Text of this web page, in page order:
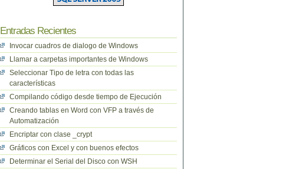
Entradas Recientes
Invocar cuadros de dialogo de Windows
Llamar a carpetas importantes de Windows
Seleccionar Tipo de letra con todas las
características
Compilando código desde tiempo de Ejecución
Creando tablas en Word con VFP a través de
Automatización
Encriptar con clase _crypt
Gráficos con Excel y con buenos efectos
Determinar el Serial del Disco con WSH